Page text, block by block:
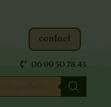
contact
06 99 50 78 43